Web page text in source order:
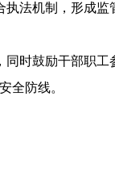
法机制，形成
时鼓励干部职工
全防线。